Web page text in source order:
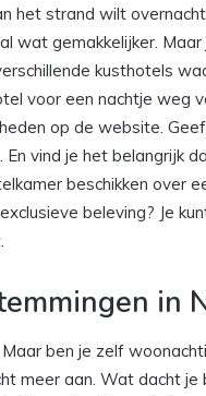
het strand wilt
wat gemakkelijker. Maar
kusthotels
voor een nachtje weg
op de website.
vind je het belangrijk
beschikken over
beleving? Je
in
ben je zelf
meer aan. Wat dacht